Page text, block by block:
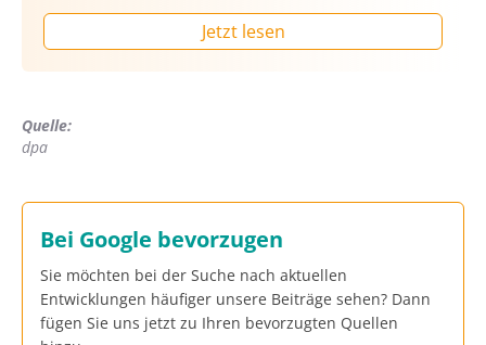
Jetzt lesen
Quelle:
dpa
Bei Google bevorzugen
Sie möchten bei der Suche nach aktuellen
Entwicklungen häufiger unsere Beiträge sehen? Dann
fügen Sie uns jetzt zu Ihren bevorzugten Quellen